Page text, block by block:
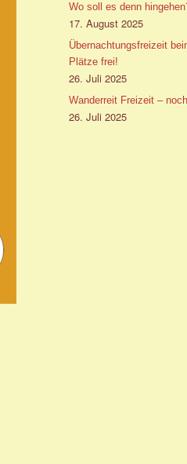
Wo soll es denn
17. August 2025
Übernachtungsfreizeit
Plätze frei!
26. Juli 2025
Wanderreit Freizeit –
26. Juli 2025